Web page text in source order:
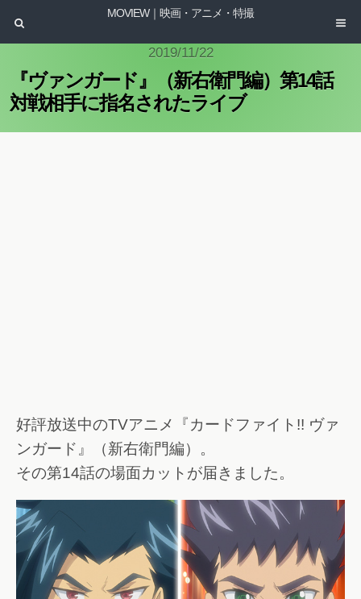
MOVIEW｜映画・アニメ・特撮
2019/11/22
『ヴァンガード』（新右衛門編）第14話
対戦相手に指名されたライブ
好評放送中のTVアニメ『カードファイト!! ヴァ
ンガード』（新右衛門編）。
その第14話の場面カットが届きました。